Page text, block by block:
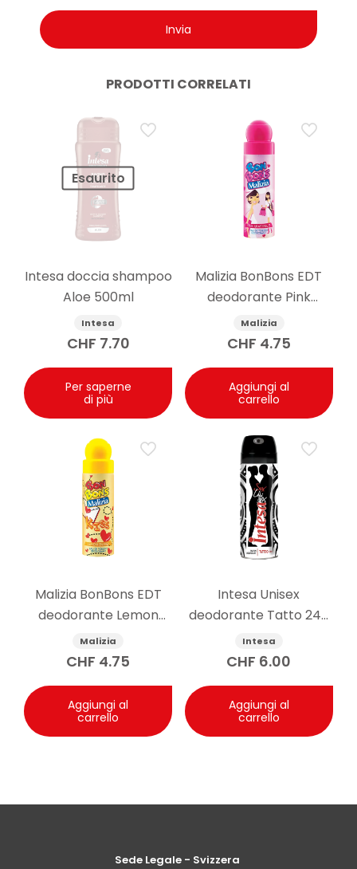
PRODOTTI CORRELATI
Esaurito
Intesa doccia shampoo
Aloe 500ml
Intesa
CHF 7.70
Per saperne
di più
Malizia BonBons EDT
deodorante Pink
Grapefruit 75 ml
Malizia
CHF 4.75
Aggiungi al
carrello
Malizia BonBons EDT
deodorante Lemon
Energy 75 ml
Malizia
CHF 4.75
Aggiungi al
carrello
Intesa Unisex
deodorante Tatto 24h
125ml
Intesa
CHF 6.00
Aggiungi al
carrello
Sede Legale - Svizzera